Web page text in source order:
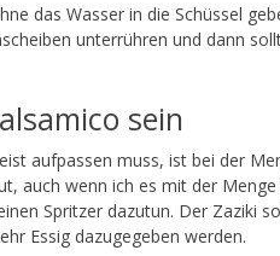
das Wasser in die Schüssel
unterrühren und dann
sein
aufpassen muss, ist bei der
auch wenn ich es mit der
Spritzer dazutun. Der Zaziki
Essig dazugegeben werden.